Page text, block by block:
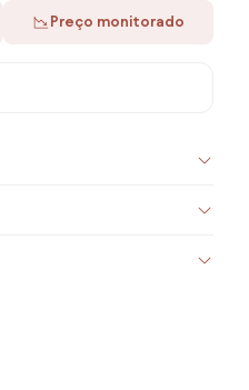
Preço monitorado